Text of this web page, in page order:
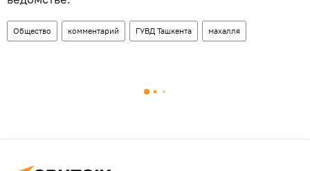
Общество комментарий ГУВД Ташкента махалля